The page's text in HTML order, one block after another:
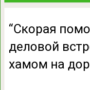
“Скорая
деловой
хамом на